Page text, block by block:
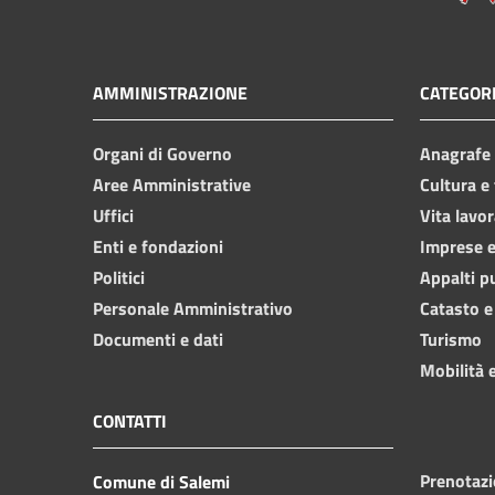
AMMINISTRAZIONE
Organi di Governo
Aree Amministrative
Uffici
Enti e fondazioni
Politici
Personale Amministrativo
Documenti e dati
Cultura
Vita
Imprese
Appalti
Catasto
Turismo
Mobilità
CONTATTI
Comune di Salemi